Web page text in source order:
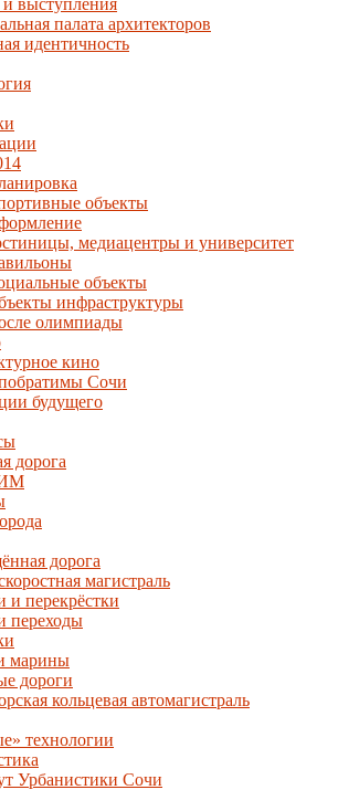
выступления
палата архитекторов
идентичность
объекты
медиацентры и университет
объекты
инфраструктуры
олимпиады
кино
Сочи
будущего
дорога
дорога
магистраль
и перекрёстки
переходы
марины
дороги
кольцевая автомагистраль
технологии
Урбанистики Сочи